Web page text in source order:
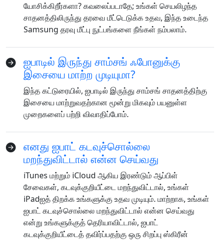
யோசிக்கிறீர்களா? கவலைப்படாதே; உங்கள் செயலிழந்த
சாதனத்திலிருந்து தரவை மீட்டெடுக்க உதவ, இந்த உடைந்த
Samsung தரவு மீட்பு நுட்பங்களை நீங்கள் நம்பலாம்.
ஐபாடில் இருந்து சாம்சங் ஃபோனுக்கு
இசையை மாற்ற முடியுமா?
இந்த கட்டுரையில், ஐபாடில் இருந்து சாம்சங் சாதனத்திற்கு
இசையை மாற்றுவதற்கான மூன்று மிகவும் பயனுள்ள
முறைகளைப் பற்றி விவாதிப்போம்.
எனது ஐபாட் கடவுச்சொல்லை
மறந்துவிட்டால் என்ன செய்வது
iTunes மற்றும் iCloud ஆகிய இரண்டும் ஆப்பிள்
சேவைகள், கடவுக்குறியீட்டை மறந்துவிட்டால், உங்கள்
iPadஐத் திறக்க உங்களுக்கு உதவ முடியும். மாற்றாக, உங்கள்
ஐபாட் கடவுச்சொல்லை மறந்துவிட்டால் என்ன செய்வது
என்று உங்களுக்குத் தெரியாவிட்டால், ஐபாட்
கடவுக்குறியீட்டைத் தவிர்ப்பதற்கு ஒரு சிறப்பு ஸ்கிரீன்